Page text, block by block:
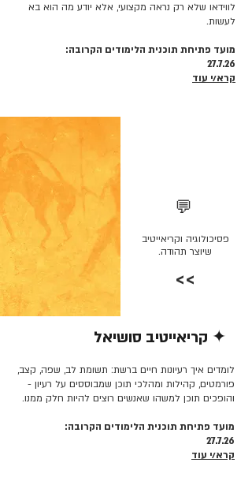
לווידאו שלא רק נראה מקצועי, אלא יודע מה הוא בא
לעשות.
מועד פתיחת תוכנית הלימודים הקרובה:
27.7.26
קרא/י עוד
💬
פסיכולוגיה וקריאייטיב
שיוצר תהודה.
>>
✦ קריאייטיב סושיאל
לומדים איך רעיונות חיים ברשת: תשומת לב, שפה, קצב,
פורמטים, קהילות ומהלכי תוכן שמבוססים על רעיון -
והופכים תוכן למשהו שאנשים רוצים להיות חלק ממנו.
מועד פתיחת תוכנית הלימודים הקרובה:
27.7.26
קרא/י עוד